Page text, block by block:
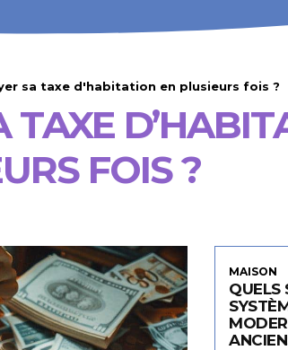
sa taxe d'habitation en plusieurs fois ?
FOIS ?
MAISON
QUELS